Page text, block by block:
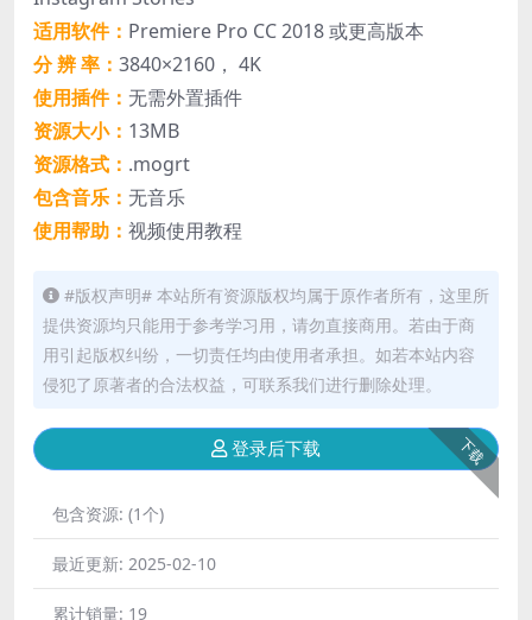
适用软件： Premiere Pro CC 2018 或更高版本
分 辨 率： 3840×2160， 4K
使用插件： 无需外置插件
资源大小： 13MB
资源格式： .mogrt
包含音乐： 无音乐
使用帮助： 视频使用教程
#版权声明# 本站所有资源版权均属于原作者所有，这里所
提供资源均只能用于参考学习用，请勿直接商用。若由于商
用引起版权纠纷，一切责任均由使用者承担。如若本站内容
侵犯了原著者的合法权益，可联系我们进行删除处理。
下载
登录后下载
包含资源: (1个)
最近更新: 2025-02-10
累计销量: 19